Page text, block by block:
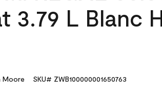
3.79 L Blanc
Moore SKU# ZWB100000001650763